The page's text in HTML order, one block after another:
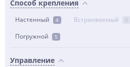
Способ крепления
Настенный 4 Встраиваемый 0
Погружной 5
Управление